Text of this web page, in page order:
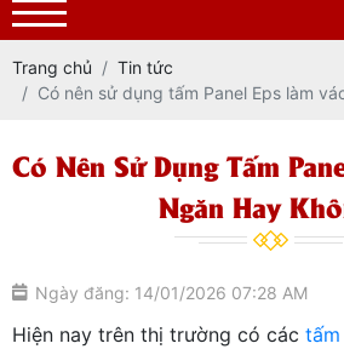
Trang chủ
Tin tức
Có nên sử dụng tấm Panel Eps làm
Có Nên Sử Dụng Tấm
Ngăn Hay
Ngày đăng: 14/01/2026 07:28 AM
Hiện nay trên thị trường có các tấm